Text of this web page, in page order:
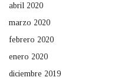
abril 2020
marzo 2020
febrero 2020
enero 2020
diciembre 2019